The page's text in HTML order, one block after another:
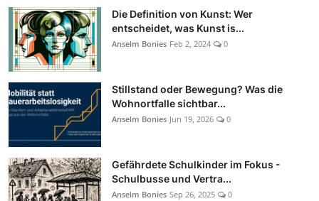
Die Definition von Kunst: Wer
entscheidet, was Kunst is...
Anselm Bonies Feb 2, 2024 0
Stillstand oder Bewegung? Was die
Wohnortfalle sichtbar...
Anselm Bonies Jun 19, 2026 0
Gefährdete Schulkinder im Fokus -
Schulbusse und Vertra...
Anselm Bonies Sep 26, 2025 0